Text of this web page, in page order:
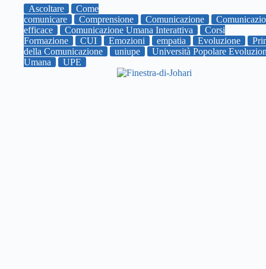
Ascoltare
Come
comunicare
Comprensione Comunicazione
efficace
Comunicazione Umana Interattiva
Corsi
Formazione
CUI Emozioni empatia Evoluzione
della Comunicazione
uniupe
Università Popolare
Umana
UPE